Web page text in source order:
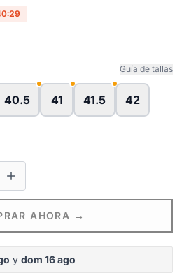
Guía de tallas
40.5 41 41.5 42
AHORA →
y dom 16 ago